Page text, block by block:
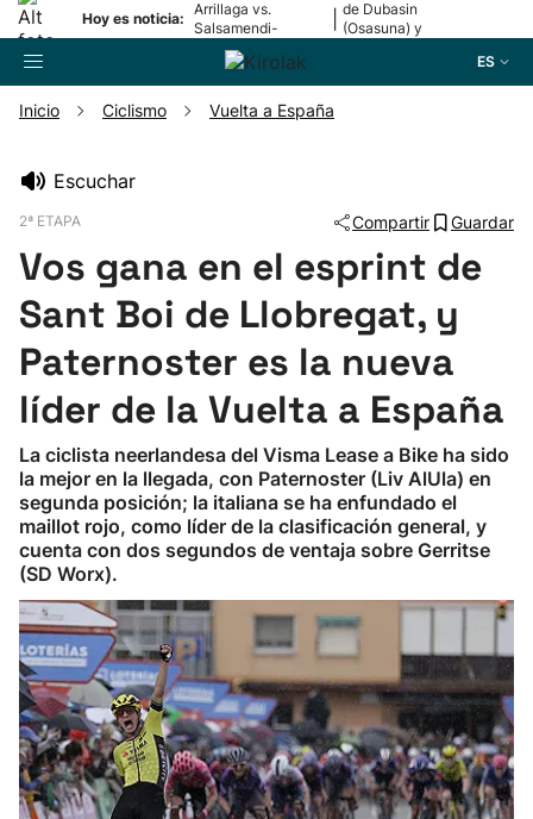
Hoy es noticia:
Arrillaga vs.
Salsamendi-
Bergara y Erasun
vs. Gaminde
de Dubasin
(Osasuna) y
ES
Pelota
Remo
Ciclismo
Herri-kirolak
Balonmano
Kirolak 360
Atletismo
Inicio Ciclismo Vuelta a España
Escuchar
2ª ETAPA Compartir Guardar
Vos gana en el esprint de
Sant Boi de Llobregat, y
Paternoster es la nueva
líder de la Vuelta a España
La ciclista neerlandesa del Visma Lease a Bike ha sido
la mejor en la llegada, con Paternoster (Liv AlUla) en
segunda posición; la italiana se ha enfundado el
maillot rojo, como líder de la clasificación general, y
cuenta con dos segundos de ventaja sobre Gerritse
(SD Worx).